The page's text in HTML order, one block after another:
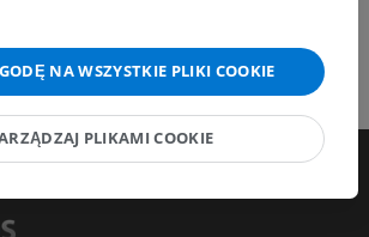
NA WSZYSTKIE PLIKI COOKIE
PLIKAMI COOKIE